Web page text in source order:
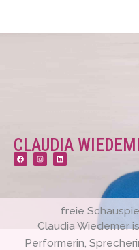
Zum
CLAUDIA
F
a
c
k
I
n
s
a
L
i
n
n
freie
Claudia Wiedemer
Performerin,